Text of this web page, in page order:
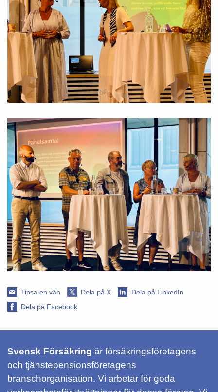
Tipsa en vän Dela på X
Dela på LinkedIn
Dela på Facebook
Svensk Försäkring är försäkringsföretagens
och tjänstepensionsföretagens
branschorganisation. Vi arbetar för goda